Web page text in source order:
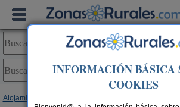
Alojamientos
INFORMACIÓN BÁSICA
COOKIES